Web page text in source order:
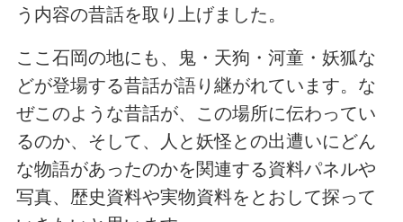
う内容の昔話を取り上げました。
ここ石岡の地にも、鬼・天狗・河童・妖狐な
どが登場する昔話が語り継がれています。な
ぜこのような昔話が、この場所に伝わってい
るのか、そして、人と妖怪との出遭いにどん
な物語があったのかを関連する資料パネルや
写真、歴史資料や実物資料をとおして探って